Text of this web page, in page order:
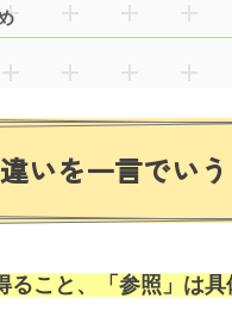
いを一言でいう
ること、「参照」は